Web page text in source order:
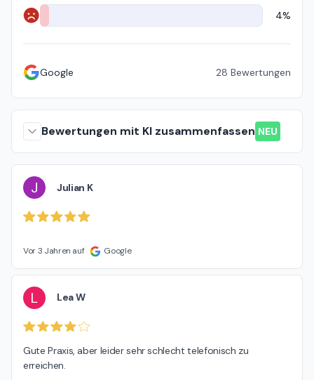
Negativ 4%
Google 28 Bewertungen
Bewertungen mit KI zusammenfassen NEU
J Julian K
Vor 3 Jahren auf Google
L Lea W
Gute Praxis, aber leider sehr schlecht telefonisch zu
erreichen.